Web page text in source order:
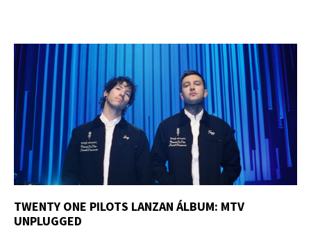
TWENTY ONE PILOTS LANZAN ÁLBUM: MTV
UNPLUGGED